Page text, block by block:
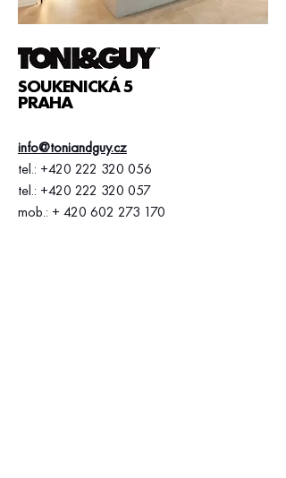
SOUKENICKÁ 5
PRAHA
info@toniandguy.cz
tel.: +420 222 320 056
tel.: +420 222 320 057
​mob.: + 420 602 273 170